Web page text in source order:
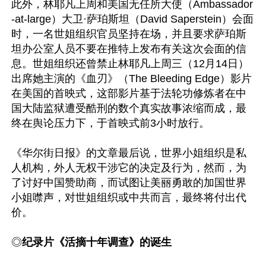
此外，林耶凡上周和美国无任所大使（Ambassador
-at-large）大卫·萨珀斯坦（David Saperstein）会面
时，一名世姐组织官员坚持在场，并且要求萨珀斯
坦办公室人员不要在推特上发布有关这次会面的信
息。世姐组织还曾禁止林耶凡上周三（12月14日）
出席她主演的《血刃》（The Bleeding Edge）影片
在美国的首映式，这部影片基于法轮功修炼者在中
国大陆监狱遭受酷刑的数个真实故事浓缩而成，最
终在舆论压力下，于首映式前3小时放行。
《华尔街日报》的文章最后说，世界小姐组织是私
人机构，外人无权干涉它的决定及行为，然而，为
了讨好中国赞助商，而试图让美丽勇敢的加国世界
小姐噤声，对世姐组织或中共而言，最终将付出代
价。
◎纪录片《活摘十年调查》的诞生